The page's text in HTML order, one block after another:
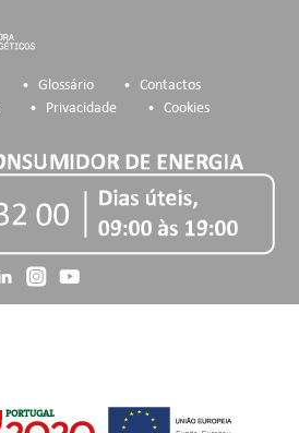
Glossário
Contactos
Privacidade Cookies